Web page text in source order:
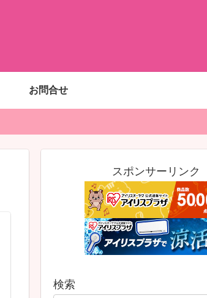
お問合せ
スポンサーリンク
検索